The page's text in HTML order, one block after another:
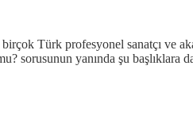
birçok Türk profesyonel sanatçı ve
sorusunun yanında şu başlıklara